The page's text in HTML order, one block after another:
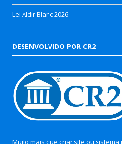
Lei Aldir Blanc 2026
DESENVOLVIDO POR CR2
Muito mais que criar site ou sistema